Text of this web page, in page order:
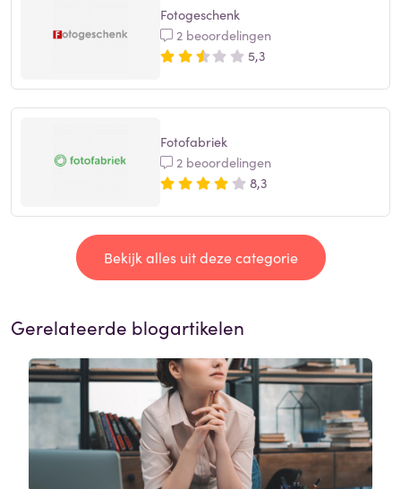
Fotogeschenk
2 beoordelingen
5,3
Fotofabriek
2 beoordelingen
8,3
Bekijk alles uit deze categorie
Gerelateerde blogartikelen